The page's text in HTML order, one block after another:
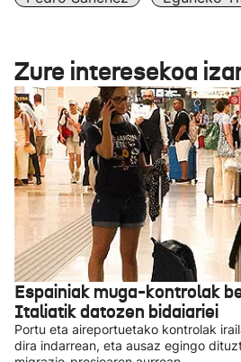
Zure interesekoa
Espainiak muga-kontrolak
Italiatik datozen bidaiariei
Portu eta aireportuetako kontrolak
dira indarrean, eta ausaz egingo